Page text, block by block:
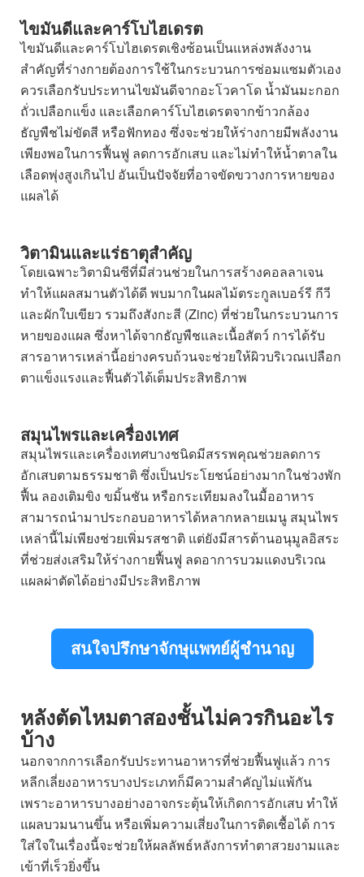
ไขมันดีและคาร์โบไฮเดรต
ไขมันดีและคาร์โบไฮเดรตเชิงซ้อนเป็นแหล่งพลังงาน
สำคัญที่ร่างกายต้องการใช้ในกระบวนการซ่อมแซมตัวเอง
ควรเลือกรับประทานไขมันดีจากอะโวคาโด น้ำมันมะกอก
ถั่วเปลือกแข็ง และเลือกคาร์โบไฮเดรตจากข้าวกล้อง
ธัญพืชไม่ขัดสี หรือฟักทอง ซึ่งจะช่วยให้ร่างกายมีพลังงาน
เพียงพอในการฟื้นฟู ลดการอักเสบ และไม่ทำให้น้ำตาลใน
เลือดพุ่งสูงเกินไป อันเป็นปัจจัยที่อาจขัดขวางการหายของ
แผลได้
วิตามินและแร่ธาตุสำคัญ
โดยเฉพาะวิตามินซีที่มีส่วนช่วยในการสร้างคอลลาเจน
ทำให้แผลสมานตัวได้ดี พบมากในผลไม้ตระกูลเบอร์รี กีวี
และผักใบเขียว รวมถึงสังกะสี (Zinc) ที่ช่วยในกระบวนการ
หายของแผล ซึ่งหาได้จากธัญพืชและเนื้อสัตว์ การได้รับ
สารอาหารเหล่านี้อย่างครบถ้วนจะช่วยให้ผิวบริเวณเปลือก
ตาแข็งแรงและฟื้นตัวได้เต็มประสิทธิภาพ
สมุนไพรและเครื่องเทศ
สมุนไพรและเครื่องเทศบางชนิดมีสรรพคุณช่วยลดการ
อักเสบตามธรรมชาติ ซึ่งเป็นประโยชน์อย่างมากในช่วงพัก
ฟื้น ลองเติมขิง ขมิ้นชัน หรือกระเทียมลงในมื้ออาหาร
สามารถนำมาประกอบอาหารได้หลากหลายเมนู สมุนไพร
เหล่านี้ไม่เพียงช่วยเพิ่มรสชาติ แต่ยังมีสารต้านอนุมูลอิสระ
ที่ช่วยส่งเสริมให้ร่างกายฟื้นฟู ลดอาการบวมแดงบริเวณ
แผลผ่าตัดได้อย่างมีประสิทธิภาพ
สนใจปรึกษาจักษุแพทย์ผู้ชำนาญ
หลังตัดไหมตาสองชั้นไม่ควรกินอะไร
บ้าง
นอกจากการเลือกรับประทานอาหารที่ช่วยฟื้นฟูแล้ว การ
หลีกเลี่ยงอาหารบางประเภทก็มีความสำคัญไม่แพ้กัน
เพราะอาหารบางอย่างอาจกระตุ้นให้เกิดการอักเสบ ทำให้
แผลบวมนานขึ้น หรือเพิ่มความเสี่ยงในการติดเชื้อได้ การ
ใส่ใจในเรื่องนี้จะช่วยให้ผลลัพธ์หลังการทำตาสวยงามและ
เข้าที่เร็วยิ่งขึ้น